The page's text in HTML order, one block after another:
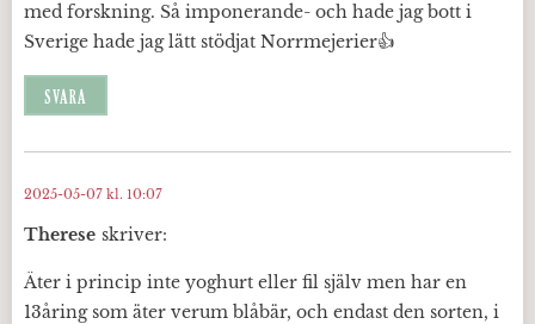
med forskning. Så imponerande- och hade jag bott i
Sverige hade jag lätt stödjat Norrmejerier👍
SVARA
Therese skriver:
2025-05-07 kl. 10:07
Äter i princip inte yoghurt eller fil själv men har en
13åring som äter verum blåbär, och endast den sorten, i